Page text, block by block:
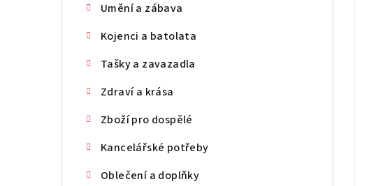
Umění a zábava
Kojenci a batolata
Tašky a zavazadla
Zdraví a krása
Zboží pro dospělé
Kancelářské potřeby
Oblečení a doplňky